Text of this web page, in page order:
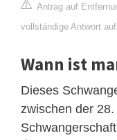
Antrag auf
vollständige Antwort
Wann ist
Dieses
zwischen der